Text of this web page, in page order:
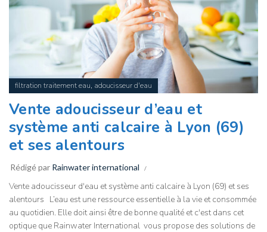
filtration traitement eau, adoucisseur d'eau
Vente adoucisseur d’eau et
système anti calcaire à Lyon (69)
et ses alentours
Rédigé par Rainwater international
Vente adoucisseur d'eau et système anti calcaire à Lyon (69) et ses
alentours L’eau est une ressource essentielle à la vie et consommée
au quotidien. Elle doit ainsi être de bonne qualité et c'est dans cet
optique que Rainwater International vous propose des solutions de